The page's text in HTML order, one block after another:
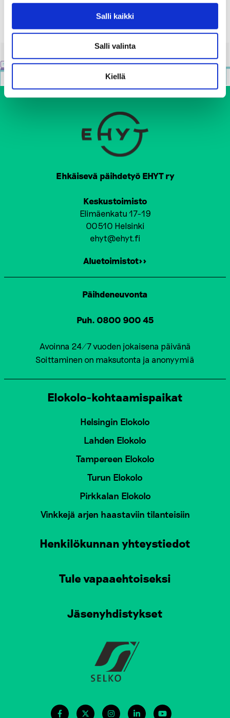
Salli kaikki
Salli valinta
Kiellä
Ehkäisevä päihdetyö EHYT ry
Keskustoimisto
Elimäenkatu 17-19
00510 Helsinki
ehyt@ehyt.fi
Aluetoimistot>>
Päihdeneuvonta
Puh. 0800 900 45
Avoinna 24/7 vuoden jokaisena päivänä
Soittaminen on maksutonta ja anonyymiä
Elokolo-kohtaamispaikat
Helsingin Elokolo
Lahden Elokolo
Tampereen Elokolo
Turun Elokolo
Pirkkalan Elokolo
Vinkkejä arjen haastaviin tilanteisiin
Henkilökunnan yhteystiedot
Tule vapaaehtoiseksi
Jäsenyhdistykset